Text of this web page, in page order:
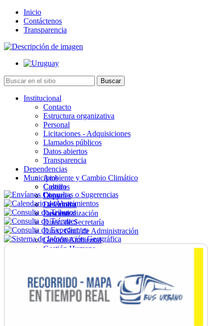
Inicio
Contáctenos
Transparencia
Institucional
Contacto
Estructura organizativa
Personal
Licitaciones - Adquisiciones
Llamados públicos
Datos abiertos
Transparencia
Dependencias
Ambiente y Cambio Climático
Cultura
Deportes
Desarrollo
Descentralización
Direc. de Secretaría
Direc. Gral. de Administración
Gestión Ambiental
Gestión Humana
Ordenamiento
Promoción Social
Salud
Secretaría General
Municipios
Castillos
Chuy
La Paloma
Lascano